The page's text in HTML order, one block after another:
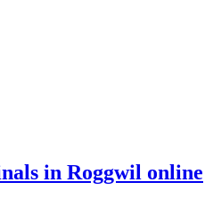
in Roggwil online